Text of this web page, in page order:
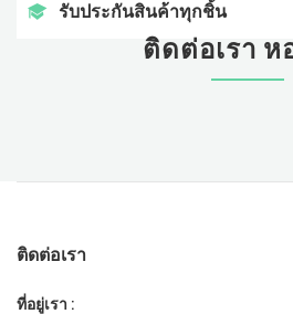
รับประกันสินค้าทุกชิ้น
ติดต่อเรา ห
ติดต่อเรา
ที่อยู่เรา :